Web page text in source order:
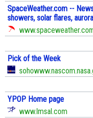
SpaceWeather.com --
showers, solar flares,
Pick of the Week
YPOP Home page
www.lmsal.com